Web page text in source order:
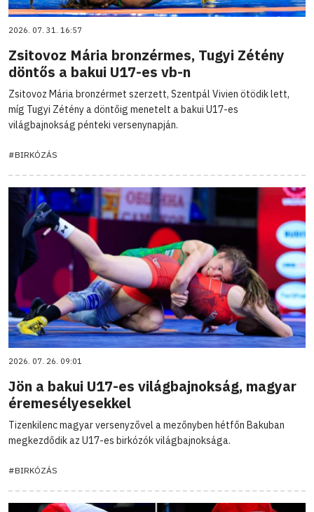
2026. 07. 31. 16:57
Zsitovoz Mária bronzérmes, Tugyi Zétény
döntős a bakui U17-es vb-n
Zsitovoz Mária bronzérmet szerzett, Szentpál Vivien ötödik lett,
míg Tugyi Zétény a döntőig menetelt a bakui U17-es
világbajnokság pénteki versenynapján.
#BIRKÓZÁS
2026. 07. 26. 09:01
Jön a bakui U17-es világbajnokság, magyar
éremesélyesekkel
Tizenkilenc magyar versenyzővel a mezőnyben hétfőn Bakuban
megkezdődik az U17-es birkózók világbajnoksága.
#BIRKÓZÁS